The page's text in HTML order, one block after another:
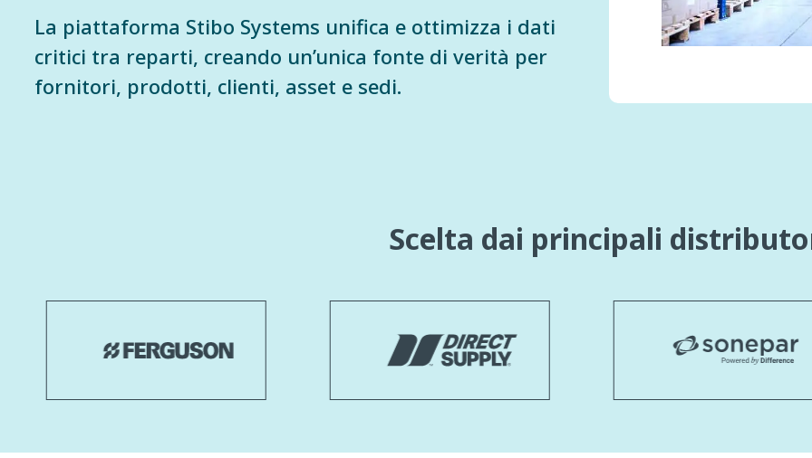
La piattaforma Stibo Systems unifica e ottimizza i dati
critici tra reparti, creando un’unica fonte di verità per
fornitori, prodotti, clienti, asset e sedi.
Scelta dai principali